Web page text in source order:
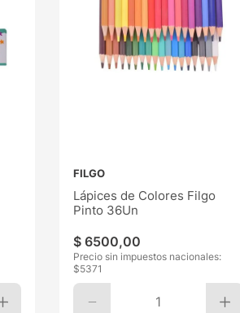
FILGO
Lápices de Colores Filgo
Pinto 36Un
$ 6500,00
Precio sin impuestos nacionales:
$5371
1